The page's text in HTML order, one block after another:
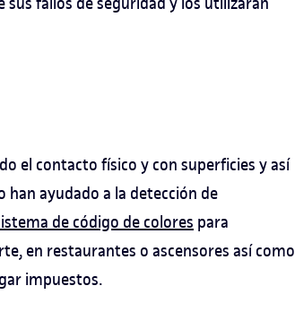
el contacto físico y con superficies y así
han ayudado a la detección de
de código de colores para
en restaurantes o ascensores así como
impuestos.